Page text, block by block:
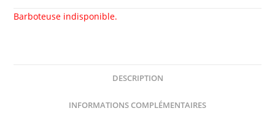
Barboteuse indisponible.
DESCRIPTION
INFORMATIONS COMPLÉMENTAIRES